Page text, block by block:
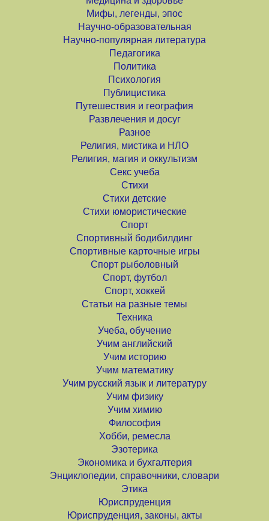
Мифы, легенды, эпос
Научно-образовательная
Научно-популярная литература
Педагогика
Политика
Психология
Публицистика
Путешествия и география
Развлечения и досуг
Разное
Религия, мистика и НЛО
Религия, магия и оккультизм
Секс учеба
Стихи
Стихи детские
Стихи юмористические
Спорт
Спортивный бодибилдинг
Спортивные карточные игры
Спорт рыболовный
Спорт, футбол
Спорт, хоккей
Статьи на разные темы
Техника
Учеба, обучение
Учим английский
Учим историю
Учим математику
Учим русский язык и литературу
Учим физику
Учим химию
Философия
Хобби, ремесла
Эзотерика
Экономика и бухгалтерия
Энциклопедии, справочники, словари
Этика
Юриспруденция
Юриспруденция, законы, акты